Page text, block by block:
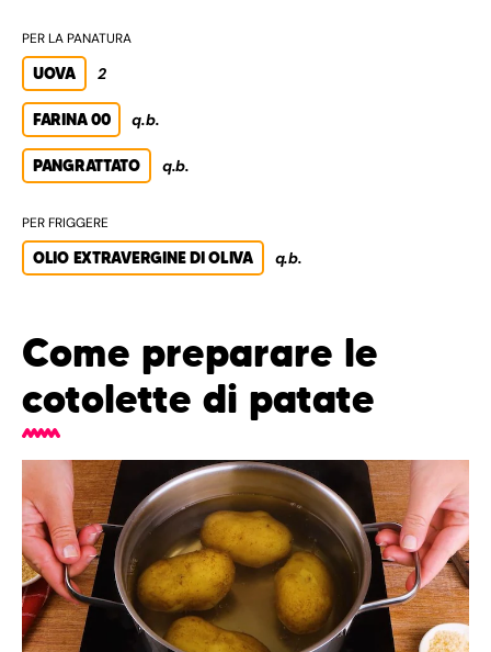
PER LA PANATURA
UOVA 2
FARINA 00 q.b.
PANGRATTATO q.b.
PER FRIGGERE
OLIO EXTRAVERGINE DI OLIVA q.b.
Come preparare le
cotolette di patate